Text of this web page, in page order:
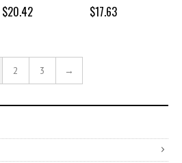
$20.42
$17.63
2 3 →